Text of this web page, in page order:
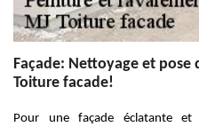
Façade: Nettoyage et
Toiture facade!
Pour une façade éclatante et